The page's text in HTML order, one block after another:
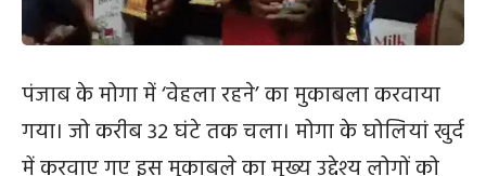
पंजाब के मोगा में ‘वेहला रहने’ का मुकाबला करवाया
गया। जो करीब 32 घंटे तक चला। मोगा के घोलियां खुर्द